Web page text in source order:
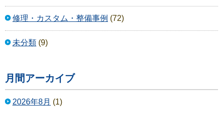
修理・カスタム・整備事例 (72)
未分類 (9)
月間アーカイブ
2026年8月 (1)